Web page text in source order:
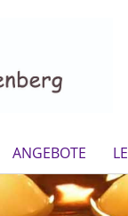
ANGEBOTE